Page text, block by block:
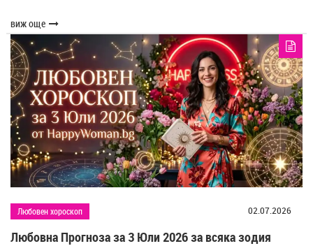
виж още
Любовен хороскоп 02.07.2026
Любовна Прогноза за 3 Юли 2026 за всяка зодия